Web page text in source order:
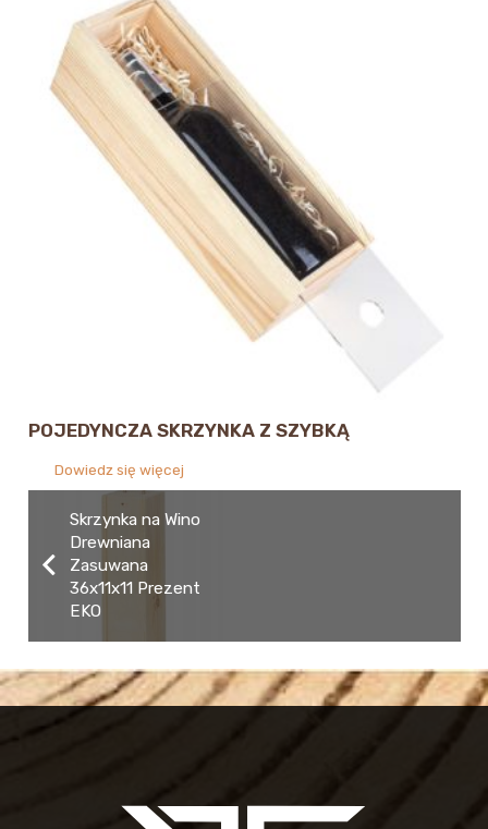
POJEDYNCZA SKRZYNKA Z SZYBKĄ
Dowiedz się więcej
Skrzynka na Wino
Drewniana
Zasuwana
36x11x11 Prezent
EKO